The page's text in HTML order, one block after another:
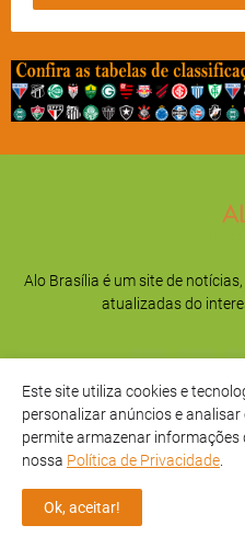
Alo Brasília é um site de
atualizadas do
Início Sobre
Este site utiliza cookies e
personalizar anúncios e
permite armazenar informações
nossa Política de Privacidade
Ok, aceitar!